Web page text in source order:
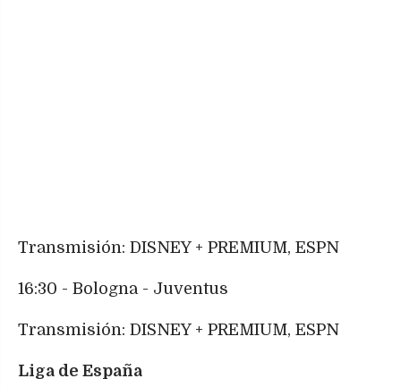
Transmisión: DISNEY + PREMIUM, ESPN
16:30 - Bologna - Juventus
Transmisión: DISNEY + PREMIUM, ESPN
Liga de España